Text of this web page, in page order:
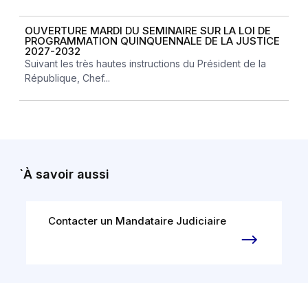
OUVERTURE MARDI DU SEMINAIRE SUR LA LOI DE
PROGRAMMATION QUINQUENNALE DE LA JUSTICE
2027-2032
Suivant les très hautes instructions du Président de la
République, Chef...
`À savoir aussi
Contacter un Mandataire Judiciaire